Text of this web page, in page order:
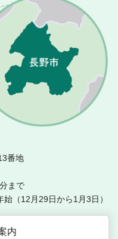
番地
まで
（12月29日から1月3日）
内